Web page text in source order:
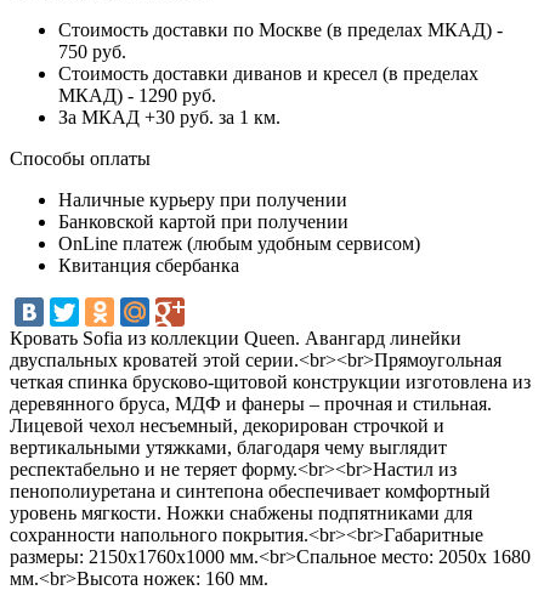
Стоимость доставки по Москве (в пределах МКАД) -
750 руб.
Стоимость доставки диванов и кресел (в пределах
МКАД) - 1290 руб.
За МКАД +30 руб. за 1 км.
Способы оплаты
Наличные курьеру при получении
Банковской картой при получении
OnLine платеж (любым удобным сервисом)
Квитанция сбербанка
Кровать Sofia из коллекции Queen. Авангард линейки
двуспальных кроватей этой серии.<br><br>Прямоугольная
четкая спинка брусково-щитовой конструкции изготовлена из
деревянного бруса, МДФ и фанеры – прочная и стильная.
Лицевой чехол несъемный, декорирован строчкой и
вертикальными утяжками, благодаря чему выглядит
респектабельно и не теряет форму.<br><br>Настил из
пенополиуретана и синтепона обеспечивает комфортный
уровень мягкости. Ножки снабжены подпятниками для
сохранности напольного покрытия.<br><br>Габаритные
размеры: 2150х1760х1000 мм.<br>Спальное место: 2050х 1680
мм.<br>Высота ножек: 160 мм.